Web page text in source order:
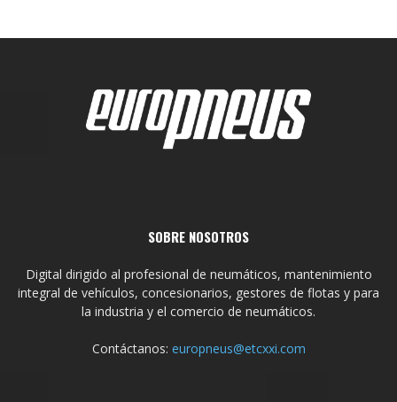
SOBRE NOSOTROS
Digital dirigido al profesional de neumáticos, mantenimiento
integral de vehículos, concesionarios, gestores de flotas y para
la industria y el comercio de neumáticos.
Contáctanos: europneus@etcxxi.com